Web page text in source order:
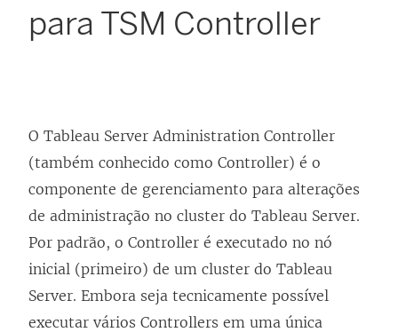
para TSM Controller
O Tableau Server Administration Controller
(também conhecido como Controller) é o
componente de gerenciamento para alterações
de administração no cluster do Tableau Server.
Por padrão, o Controller é executado no nó
inicial (primeiro) de um cluster do Tableau
Server. Embora seja tecnicamente possível
executar vários Controllers em uma única